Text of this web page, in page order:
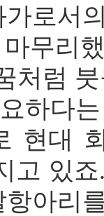
로서
무리
처럼
하다
현대
고 있
아리